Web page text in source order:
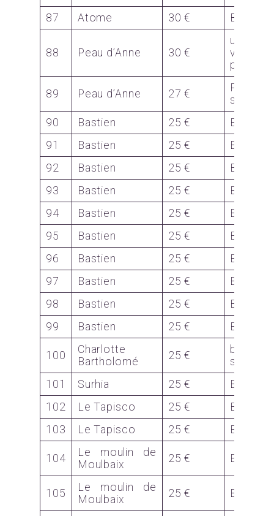
87
Atome 30 € Bon
88 Peau d’Anne 30 €
une
vernis
89 Peau d’Anne 27 €
90
Bastien 25 €
Bon
91
Bastien 25 €
Bon
92
Bastien 25 €
Bon
93
Bastien 25 €
Bon
94
Bastien 25 €
Bon
95
Bastien 25 €
Bon
96
Bastien 25 €
Bon
97
Bastien 25 €
Bon
98
Bastien 25 €
Bon
99
Bastien 25 € Bon
100
Charlotte
Bartholomé
25 €
101
Surhia 25 €
Bon
102
Le Tapisco 25 €
Bon
103
Le Tapisco 25 € Bon
104
Le moulin de
Moulbaix
25 € Bon
105
Le moulin de
Moulbaix
25 € Bon